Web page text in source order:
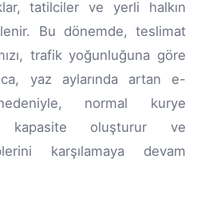
tatilciler ve yerli halkın
Bu dönemde, teslimat
trafik yoğunluğuna göre
yaz aylarında artan e-
normal kurye
kapasite oluşturur ve
karşılamaya devam